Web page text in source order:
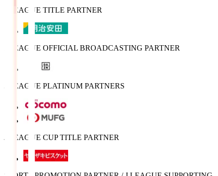
J.LEAGUE TITLE PARTNER
J.LEAGUE OFFICIAL BROADCASTING PARTNER
J.LEAGUE PLATINUM PARTNERS
J.LEAGUE CUP TITLE PARTNER